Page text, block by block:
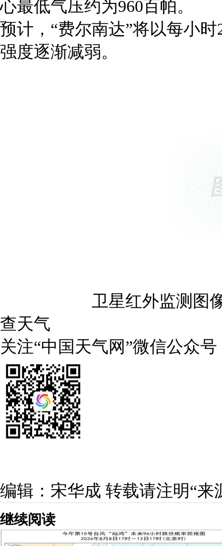
心最低气压约为960百帕。
预计，“费尔南达”将以每小
强度逐渐减弱。
卫星红外监测图
查天气
关注“中国天气网”微信公众号
编辑：宋华成 转载请注明“来
继续阅读